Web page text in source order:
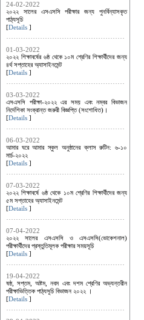
24-02-2022
২০২২ সালের এসএসসি পরীক্ষার জন্য পুনর্বিন্যাসকৃত
পাঠ্যসূচি
[Details ]
01-03-2022
২০২২ শিক্ষাবর্ষের ৬ষ্ঠ থেকে ১০ম শ্রেণির শিক্ষার্থীদের জন্য
৪র্থ সপ্তাহের অ্যাসাইনমেন্ট
[Details ]
03-03-2022
এসএসসি পরীক্ষা-২০২২ এর সময় এবং নম্বর বিভাজন
নির্দেশিকা সংক্রান্ত জরুরী বিজ্ঞপ্তি (সংশোধিত)।
[Details ]
06-03-2022
আমার ঘরে আমার স্কুল অনুষ্ঠানের ক্লাস রুটিন: ৬-১০
মার্চ-২০২২
[Details ]
07-03-2022
২০২২ শিক্ষাবর্ষে ৬ষ্ঠ থেকে ১০ম শ্রেণির শিক্ষার্থীদের জন্য
৫ম সপ্তাহের অ্যাসাইনমেন্ট
[Details ]
07-04-2022
২০২২ সালের এসএসসি ও এসএসসি(ভোকেশনাল)
পরীক্ষার্থীদের প্রস্তুতিমূলক পরীক্ষার সময়সূচি
[Details ]
19-04-2022
ষষ্ঠ, সপ্তম, অষ্টম, নবম এবং দশম শ্রেণির অভ্যন্তরীন
পরীক্ষাভিত্তিক পাঠ্যসূচি বিভাজন ২০২২ ।
[Details ]